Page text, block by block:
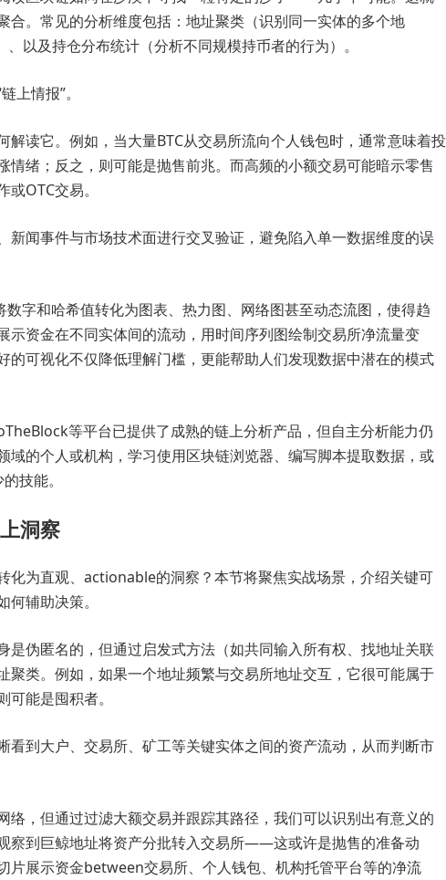
合。常见的分析维度包括：地址聚类（识别同一实体的多个地
以及持仓分布统计（分析不同规模持币者的行为）。
上情报”。
读它。例如，当大量BTC从交易所流向个人钱包时，通常意味着投
情绪；反之，则可能是抛售前兆。而高频的小额交易可能暗示零售
OTC交易。
新闻事件与市场技术面进行交叉验证，避免陷入单一数据维度的误
字和哈希值转化为图表、热力图、网络图甚至动态流图，使得趋
示资金在不同实体间的流动，用时间序列图绘制交易所净流量变
的可视化不仅降低理解门槛，更能帮助人们发现数据中潜在的模式
等平台已提供了成熟的链上分析产品，但自主分析能力仍
域的个人或机构，学习使用区块链浏览器、编写脚本提取数据，或
技能。
洞察
化为直观、actionable的洞察？本节将聚焦实战场景，介绍关键可
辅助决策。
是伪匿名的，但通过启发式方法（如共同输入所有权、找地址关联
聚类。例如，如果一个地址频繁与交易所地址交互，它很可能属于
能是囤积者。
看到大户、交易所、矿工等关键实体之间的资产流动，从而判断市
络，但通过过滤大额交易并跟踪其路径，我们可以识别出有意义的
察到巨鲸地址将资产分批转入交易所——这或许是抛售的准备动
片展示资金between交易所、个人钱包、机构托管平台等的净流